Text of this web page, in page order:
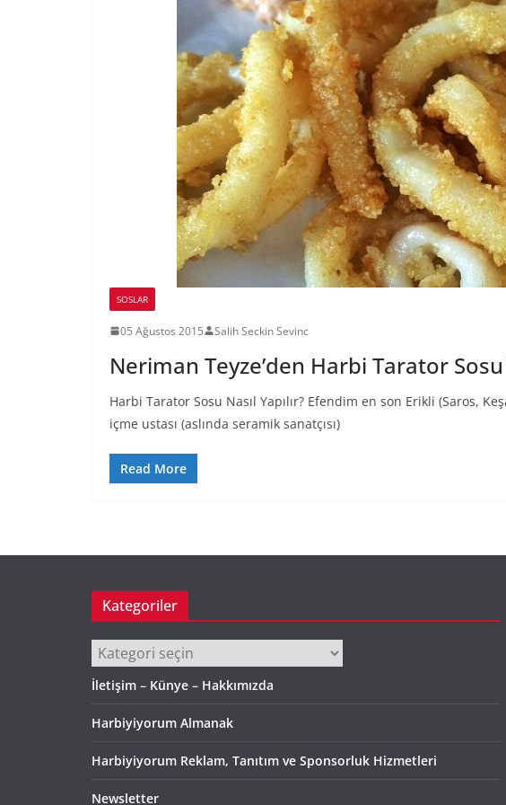
SOSLAR
05 Ağustos 2015 Salih Seckin Sevinc
Neriman Teyze’den Harbi Tarator
Harbi Tarator Sosu Nasıl Yapılır? Efendim en son Erikli (Saros,
içme ustası (aslında seramik sanatçısı)
Read More
Kategoriler
Kategoriler
İletişim – Künye – Hakkımızda
Harbiyiyorum Almanak
Harbiyiyorum Reklam, Tanıtım ve Sponsorluk Hizmetleri
Newsletter